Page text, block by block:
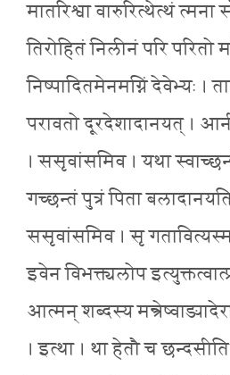
मातरिश्वा वारुरित्थेत्थं त्मना
तिरोहितं निलीनं परि
निष्पादितमेनमग्निं देवेभ्यः ।
परावतो दूरदेशादानयत् ।
। ससृवांसमिव । यथा
गच्छन्तं पुत्रं पिता
ससृवांसमिव । सृ
इवेन विभक्त्यलोप
आत्मन् शब्दस्य
। इत्था । था हेतौ च